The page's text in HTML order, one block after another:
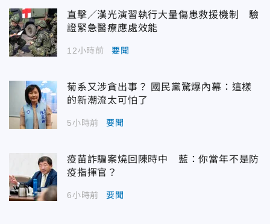
直擊／漢光演習執行大量傷患救援機制 驗
證緊急醫療應處效能
12小時前 要聞
菊系又涉貪出事？ 國民黨驚爆內幕：這樣
的新潮流太可怕了
5小時前 要聞
疫苗詐騙案燒回陳時中 藍：你當年不是防
疫指揮官？
6小時前 要聞